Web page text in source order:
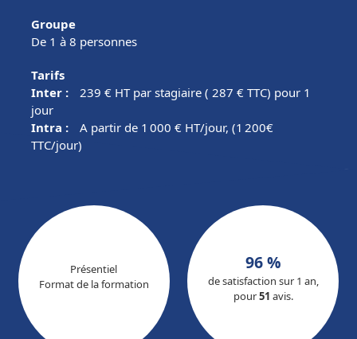
Présentiel
Format de la formation
96 %
de satisfaction sur 1 an,
pour51 avis.
Groupe
De 1 à 8 personnes
Tarifs
Inter :
239€ HT par stagiaire ( 287 € TTC) pour 1
jour
Intra :
A partir de 1 000€ HT/jour, (1 200€
TTC/jour)